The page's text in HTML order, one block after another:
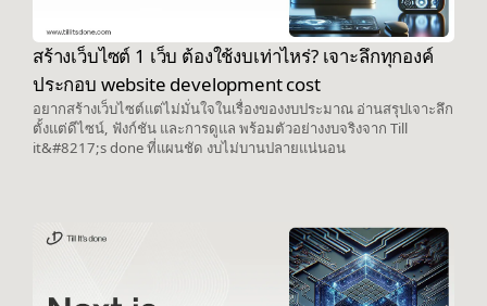
สร้างเว็บไซต์ 1 เว็บ ต้องใช้งบเท่าไหร่? เจาะลึกทุกองค์
ประกอบ website development cost
อยากสร้างเว็บไซต์แต่ไม่มั่นใจในเรื่องของงบประมาณ อ่านสรุปเจาะลึก
ตั้งแต่ดีไซน์, ฟังก์ชัน และการดูแล พร้อมตัวอย่างงบจริงจาก Till
it&#8217;s done ที่แผนชัด งบไม่บานปลายแน่นอน